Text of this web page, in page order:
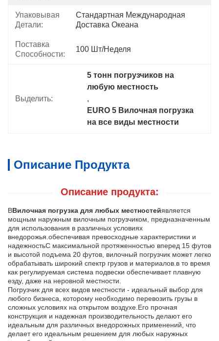
Упаковывая
Детали:
Стандартная Международная
Доставка Океана
Поставка
Способности:
100 Шт/неделя
Выделить:
5 тонн погрузчиков на
любую местность
,
EURO 5 Вилочная погрузка
на все виды местности
Описание Продукта
Описание продукта:
ВВилочная погрузка для любых местностейявляется
мощным наружным вилочным погрузчиком, предназначенным
для использования в различных условиях
внедорожья.обеспечивая превосходные характеристики и
надежностьС максимальной протяженностью вперед 15 футов
и высотой подъема 20 футов, вилочный погрузчик может легко
обрабатывать широкий спектр грузов и материалов.в то время
как регулируемая система подвески обеспечивает плавную
езду, даже на неровной местности.
Погрузчик для всех видов местности - идеальный выбор для
любого бизнеса, которому необходимо перевозить грузы в
сложных условиях на открытом воздухе.Его прочная
конструкция и надежная производительность делают его
идеальным для различных внедорожных применений, что
делает его идеальным решением для любых наружных